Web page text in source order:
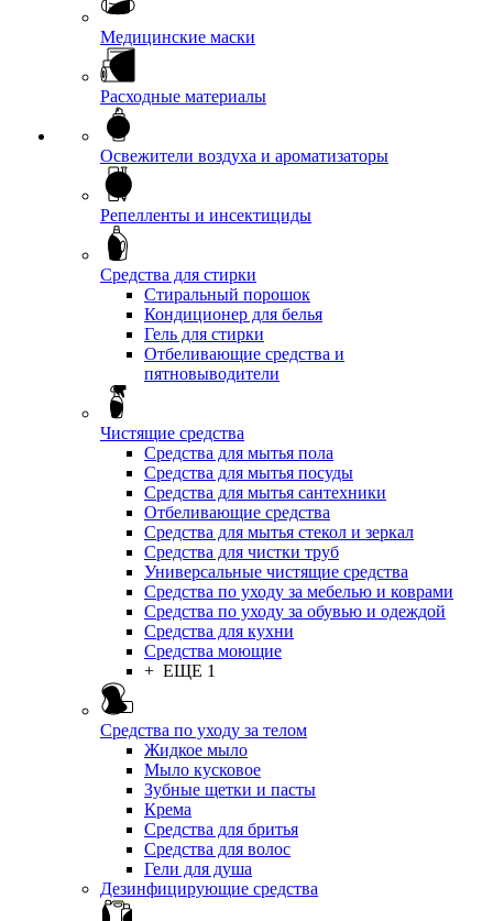
Медицинские маски
Расходные материалы
Освежители воздуха и ароматизаторы
Репелленты и инсектициды
Средства для стирки
Стиральный порошок
Кондиционер для белья
Гель для стирки
Отбеливающие средства и
пятновыводители
Чистящие средства
Средства для мытья пола
Средства для мытья посуды
Средства для мытья сантехники
Отбеливающие средства
Средства для мытья стекол и зеркал
Средства для чистки труб
Универсальные чистящие средства
Средства по уходу за мебелью и коврами
Средства по уходу за обувью и одеждой
Средства для кухни
Средства моющие
+ ЕЩЕ 1
Средства по уходу за телом
Жидкое мыло
Мыло кусковое
Зубные щетки и пасты
Крема
Средства для бритья
Средства для волос
Гели для душа
Дезинфицирующие средства